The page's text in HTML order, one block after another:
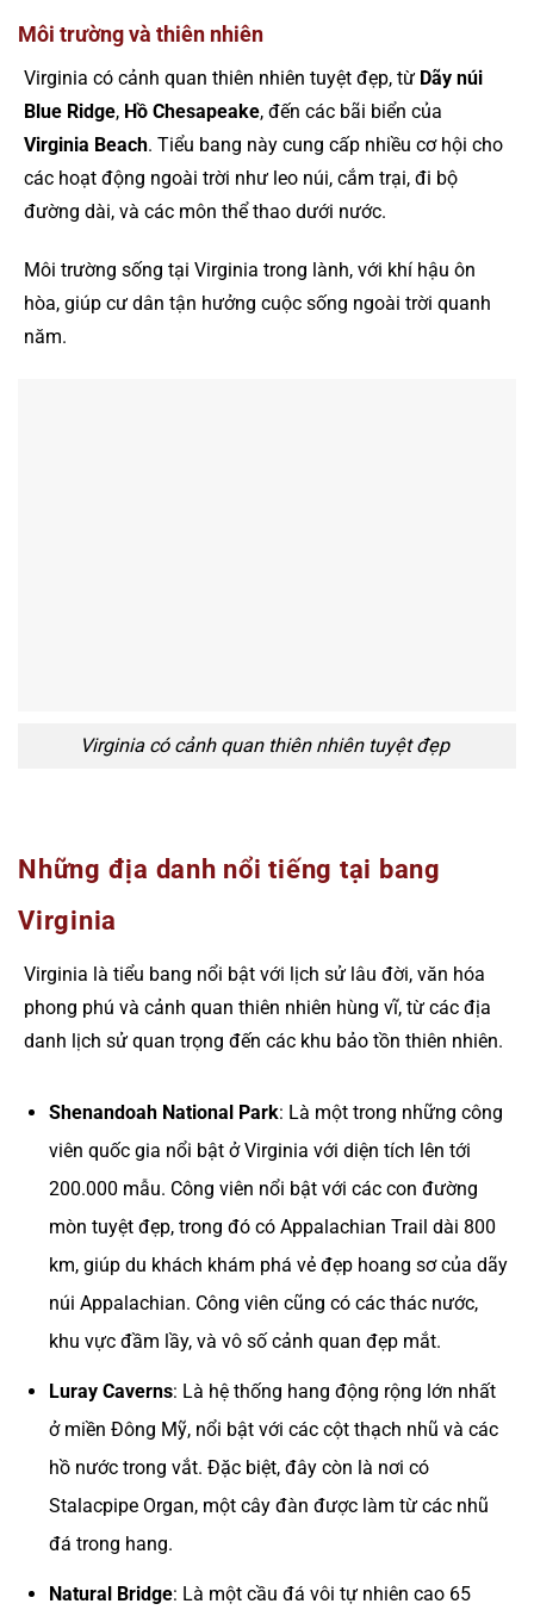
Môi trường và thiên nhiên
Virginia có cảnh quan thiên nhiên tuyệt đẹp, từ Dãy núi
Blue Ridge, Hồ Chesapeake, đến các bãi biển của
Virginia Beach. Tiểu bang này cung cấp nhiều cơ hội cho
các hoạt động ngoài trời như leo núi, cắm trại, đi bộ
đường dài, và các môn thể thao dưới nước.
Môi trường sống tại Virginia trong lành, với khí hậu ôn
hòa, giúp cư dân tận hưởng cuộc sống ngoài trời quanh
năm​.
Virginia có cảnh quan thiên nhiên tuyệt đẹp
Những địa danh nổi tiếng tại bang
Virginia
Virginia là tiểu bang nổi bật với lịch sử lâu đời, văn hóa
phong phú và cảnh quan thiên nhiên hùng vĩ, từ các địa
danh lịch sử quan trọng đến các khu bảo tồn thiên nhiên.
Shenandoah National Park: Là một trong những công
viên quốc gia nổi bật ở Virginia với diện tích lên tới
200.000 mẫu. Công viên nổi bật với các con đường
mòn tuyệt đẹp, trong đó có Appalachian Trail dài 800
km, giúp du khách khám phá vẻ đẹp hoang sơ của dãy
núi Appalachian. Công viên cũng có các thác nước,
khu vực đầm lầy, và vô số cảnh quan đẹp mắt​.
Luray Caverns: Là hệ thống hang động rộng lớn nhất
ở miền Đông Mỹ, nổi bật với các cột thạch nhũ và các
hồ nước trong vắt. Đặc biệt, đây còn là nơi có
Stalacpipe Organ, một cây đàn được làm từ các nhũ
đá trong hang​.
Natural Bridge: Là một cầu đá vôi tự nhiên cao 65